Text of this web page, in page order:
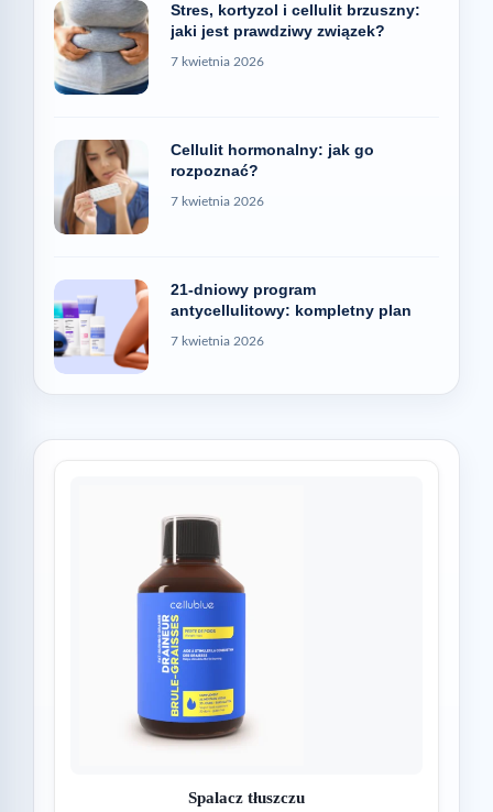
Stres, kortyzol i cellulit brzuszny:
jaki jest prawdziwy związek?
7 kwietnia 2026
Cellulit hormonalny: jak go
rozpoznać?
7 kwietnia 2026
21-dniowy program
antycellulitowy: kompletny plan
7 kwietnia 2026
Spalacz tłuszczu